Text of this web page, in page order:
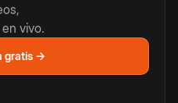
vivo.
gratis →